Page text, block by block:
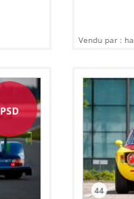
Vendu par :
PSD
44